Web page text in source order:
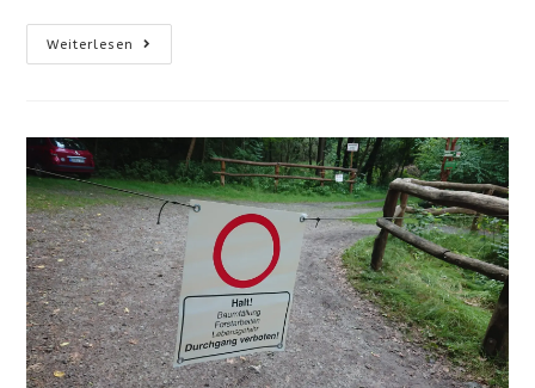
Weiterlesen
Impression
Aus